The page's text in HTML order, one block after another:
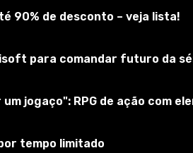
90% de desconto – veja lista!
para comandar futuro da
jogaço": RPG de ação
tempo limitado